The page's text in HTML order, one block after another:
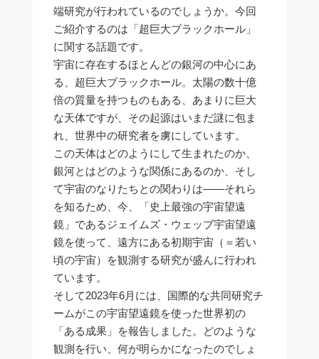
端研究が行われているのでしょうか。今回
ご紹介するのは「超巨大ブラックホール」
に関する話題です。
宇宙に存在するほとんどの銀河の中心にあ
る、超巨大ブラックホール。太陽の数十億
倍の質量を持つものもある、あまりに巨大
な天体ですが、その起源はいまだ謎に包ま
れ、世界中の研究者を虜にしています。
この天体はどのようにして生まれたのか、
銀河とはどのような関係にあるのか、そし
て宇宙のなりたちとの関わりは――それら
を知るため、今、「史上最強の宇宙望遠
鏡」であるジェイムズ・ウェッブ宇宙望遠
鏡を使って、遠方にある初期宇宙（＝若い
頃の宇宙）を観測する研究が盛んに行われ
ています。
そして2023年6月には、国際的な共同研究チ
ームがこの宇宙望遠鏡を使った世界初の
「ある成果」を報告しました。どのような
観測を行い、何が明らかになったのでしょ